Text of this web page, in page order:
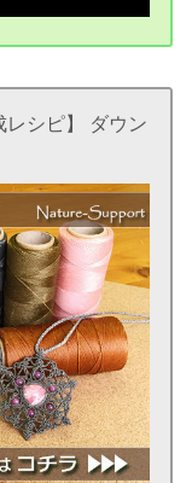
シピ】 ダウン